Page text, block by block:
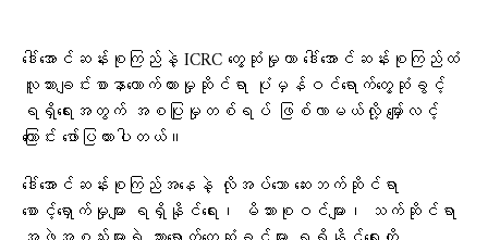
ဒေါ်အောင်ဆန်းစုကြည်နဲ့ ICRC တွေ့ဆုံမှုဟာ ဒေါ်အောင်ဆန်းစုကြည်ထံ
လူသားချင်းစာနာထောက်ထားမှုဆိုင်ရာ ပုံမှန်ဝင်ရောက်တွေ့ဆုံခွင့်
ရရှိရေးအတွက် အစပြုမှုတစ်ရပ် ဖြစ်လာမယ်လို့ မျှော်လင့်
ကြောင်း ဖော်ပြထားပါတယ်။
ဒေါ်အောင်ဆန်းစုကြည်အနေနဲ့ လိုအပ်သော ဆေးဘက်ဆိုင်ရာ
စောင့်ရှောက်မှုများ ရရှိနိုင်ရေး၊ မိသားစုဝင်များ၊ သက်ဆိုင်ရာ